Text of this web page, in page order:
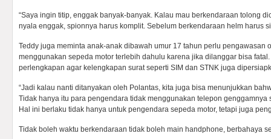
“Saya ingin titip, enggak banyak-banyak. Kalau mau berkendaraan tolong
nyala enggak, spionnya harus komplit. Sebelum berkendaraan helm harus
Teddy juga meminta anak-anak dibawah umur 17 tahun perlu pengawasan
menggunakan sepeda motor terlebih dahulu karena jika dilanggar bisa
perlengkapan agar kelengkapan surat seperti SIM dan STNK juga
“Jadi kalau nanti ditanyakan oleh Polantas, kita juga bisa menunjukkan
Tidak hanya itu para pengendara tidak menggunakan telepon genggamnya
Hal ini berlaku tidak hanya untuk pengendara sepeda motor, tetapi juga
Tidak boleh waktu berkendaraan tidak boleh main handphone, berbahaya